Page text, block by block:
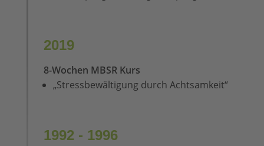
2019
8-Wochen MBSR Kurs
„Stressbewältigung durch Achtsamkeit“
1992 - 1996